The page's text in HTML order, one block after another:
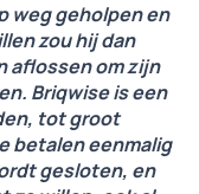
weg geholpen en
zou hij dan
aflossen om zijn
Briqwise is een
tot groot
betalen eenmalig
gesloten, en